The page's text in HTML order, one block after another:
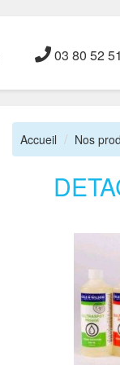
03 80 52
Accueil Nos